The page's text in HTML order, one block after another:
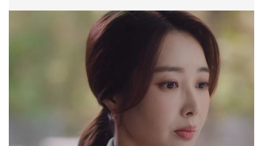
뒷받침하며 뜨거운 호평을 얻고 있다.(중략)한편, 영화 '결백'은
아빠의 장례식장에서 벌어진 막걸리 농약 살인사건, 기억을 잃은
채 살인사건의 용의자로 몰린 엄마 화자(배종옥)의 결백을
밝히려는 변호사 정인(신혜선)이 추시장(허준호)과 마을 사람들이
숨기려 한 추악한 진실을…